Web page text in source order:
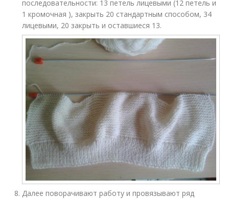
последовательности: 13 петель лицевыми (12 петель и
1 кромочная ), закрыть 20 стандартным способом, 34
лицевыми, 20 закрыть и оставшиеся 13.
Далее поворачивают работу и провязывают ряд